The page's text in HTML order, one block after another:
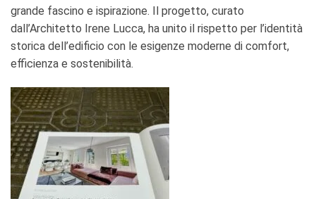
grande fascino e ispirazione. Il progetto, curato
dall’Architetto Irene Lucca, ha unito il rispetto per l’identità
storica dell’edificio con le esigenze moderne di comfort,
efficienza e sostenibilità.